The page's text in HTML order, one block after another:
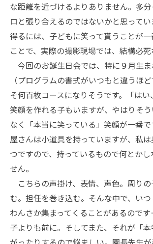
な距離を近づけるよりありません。多
ロと張り合えるのではないかと思って
得るには、子どもに笑って貰うことが一
ことで、実際の撮影現場では、結構必死
今回のお誕生日会では、特に９月生
（プログラムの書式がいつもと違うほ
そ何百枚コースになりそうです。「は
笑顔を作れる子もいますが、やはりそ
なく「本当に笑っている」笑顔が一番
屋さんは小道具を持っていますが、私
つですので、持っているもので何とか
せん。
こちらの声掛け、表情、声色。周り
む。担任を巻き込む。そんな中で、い
わんさか集まってくることがあるので
子よりも前に。そしてまた、それが「